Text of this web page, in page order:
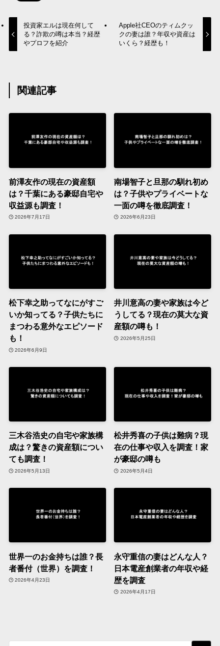
投資家エルは現在何して
る？詐欺の噂は本当？経歴
やプロフを紹介
Apple社CEOのティムクッ
クの妻は誰？年収や資産は
いくら？経歴も！
関連記事
前澤友作の現在の資産額
は？千葉にある豪邸自宅や
収益源も調査！
2026年7月17日
南場智子と旦那の馴れ初め
は？子供やプライベートな
一面の噂を徹底調査！
2026年6月23日
松下幸之助ってなにがすご
いか知ってる？子供たちに
まつわる意外なエピソード
も！
2026年6月9日
井川意高の妻や家族は今ど
うしてる？現在の莫大な資
産額の噂も！
2026年5月25日
三木谷浩史の自宅や家族構
成は？驚きの資産額につい
ても調査！
2026年5月13日
松井秀喜の子供は難病？現
在の仕事や収入を調査！家
が豪邸の噂も
2026年5月4日
世界一のお金持ちは誰？長
者番付（世界）を調査！
2026年4月23日
永守重信の妻はどんな人？
日本電産創業者の年収や経
歴を調査
2026年4月17日